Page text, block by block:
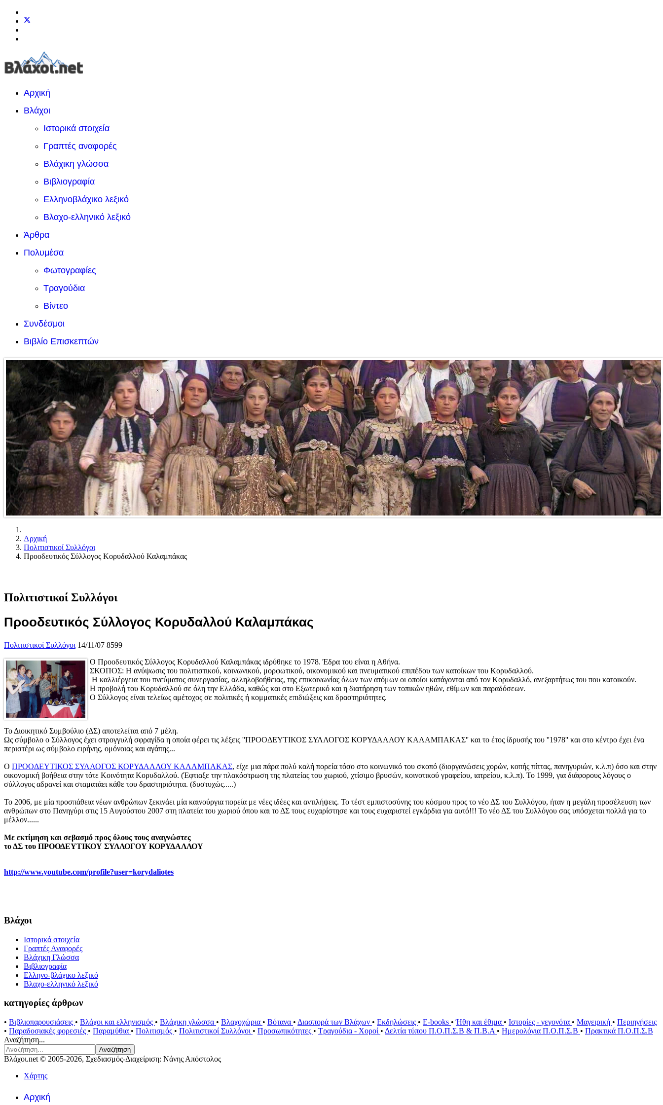
Αρχική
Βλάχοι
Ιστορικά στοιχεία
Γραπτές αναφορές
Βλάχικη γλώσσα
Βιβλιογραφία
Ελληνοβλάχικο λεξικό
Βλαχο-ελληνικό λεξικό
Άρθρα
Πολυμέσα
Φωτογραφίες
Τραγούδια
Βίντεο
Συνδέσμοι
Βιβλίο Επισκεπτών
Αρχική
Πολιτιστικοί Συλλόγοι
Προοδευτικός Σύλλογος Κορυδαλλού Καλαμπάκας
Πολιτιστικοί Συλλόγοι
Προοδευτικός Σύλλογος Κορυδαλλού Καλαμπάκας
Πολιτιστικοί Συλλόγοι 14/11/07 8599
Ο Προοδευτικός Σύλλογος Κορυδαλλού Καλαμπάκας ιδρύθηκε το 1978. Έδρα του είναι η Αθήνα.
ΣΚΟΠΟΣ: Η ανύψωσις του πολιτιστικού, κοινωνικού, μορφωτικού, οικονομικού και πνευματικού επιπέδου των κατοίκων του Κορυδαλλού.
Η καλλιέργεια του πνεύματος συνεργασίας, αλληλοβοήθειας, της επικοινωνίας όλων των ατόμων οι οποίοι κατάγονται από τον Κορυδαλλό, ανεξαρτήτως του που κατοικούν.
Η προβολή του Κορυδαλλού σε όλη την Ελλάδα, καθώς και στο Εξωτερικό και η διατήρηση των τοπικών ηθών, εθίμων και παραδόσεων.
Ο Σύλλογος είναι τελείως αμέτοχος σε πολιτικές ή κομματικές επιδιώξεις και δραστηριότητες.
Το Διοικητικό Συμβούλιο (ΔΣ) αποτελείται από 7 μέλη.
Ως σύμβολο ο Σύλλογος έχει στρογγυλή σφραγίδα η οποία φέρει τις λέξεις ''ΠΡΟΟΔΕΥΤΙΚΟΣ ΣΥΛΛΟΓΟΣ ΚΟΡΥΔΑΛΛΟΥ ΚΑΛΑΜΠΑΚΑΣ'' και το έτος ίδρυσής του ''1978'' και στο κέντρο έχει ένα
περιστέρι ως σύμβολο ειρήνης, ομόνοιας και αγάπης...
Ο ΠΡΟΟΔΕΥΤΙΚΟΣ ΣΥΛΛΟΓΟΣ ΚΟΡΥΔΑΛΛΟΥ ΚΑΛΑΜΠΑΚΑΣ, είχε μια πάρα πολύ καλή πορεία τόσο στο κοινωνικό του σκοπό (διοργανώσεις χορών, κοπής πίττας, πανηγυριών, κ.λ.π) όσο και στην
οικονομική βοήθεια στην τότε Κοινότητα Κορυδαλλού. (Έφτιαξε την πλακόστρωση της πλατείας του χωριού, χτίσιμο βρυσών, κοινοτικού γραφείου, ιατρείου, κ.λ.π). Το 1999, για διάφορους λόγους ο
σύλλογος αδρανεί και σταματάει κάθε του δραστηριότητα. (δυστυχώς.....)
Το 2006, με μία προσπάθεια νέων ανθρώπων ξεκινάει μία καινούργια πορεία με νέες ιδέες και αντιλήψεις. Το τέστ εμπιστοσύνης του κόσμου προς το νέο ΔΣ του Συλλόγου, ήταν η μεγάλη προσέλευση των
ανθρώπων στο Πανηγύρι στις 15 Αυγούστου 2007 στη πλατεία του χωριού όπου και το ΔΣ τους ευχαρίστησε και τους ευχαριστεί εγκάρδια για αυτό!!! Το νέο ΔΣ του Συλλόγου σας υπόσχεται πολλά για το
μέλλον......
Με εκτίμηση και σεβασμό προς όλους τους αναγνώστες
το ΔΣ του ΠΡΟΟΔΕΥΤΙΚΟΥ ΣΥΛΛΟΓΟΥ ΚΟΡΥΔΑΛΛΟΥ
http://www.youtube.com/profile?user=korydaliotes
Βλάχοι
Ιστορικά στοιχεία
Γραπτές Αναφορές
Βλάχικη Γλώσσα
Βιβλιογραφία
Ελληνο-βλάχικο λεξικό
Βλαχο-ελληνικό λεξικό
κατηγορίες άρθρων
• Βιβλιοπαρουσιάσεις • Βλάχοι και ελληνισμός • Βλάχικη γλώσσα • Βλαχοχώρια • Βότανα • Διασπορά των Βλάχων • Εκδηλώσεις • E-books •Ήθη και έθιμα • Ιστορίες - γεγονότα • Μαγειρική • Περιηγήσεις
• Παραδοσιακές φορεσιές • Παραμύθια • Πολιτισμός • Πολιτιστικοί Συλλόγοι • Προσωπικότητες • Τραγούδια - Χοροί • Δελτία τύπου Π.Ο.Π.Σ.Β & Π.Β.Α • Ημερολόγια Π.Ο.Π.Σ.Β • Πρακτικά Π.Ο.Π.Σ.Β
Αναζήτηση...
Αναζήτηση
Βλάχοι.net © 2005-2026, Σχεδιασμός-Διαχείριση: Νάνης Απόστολος
Χάρτης
Αρχική